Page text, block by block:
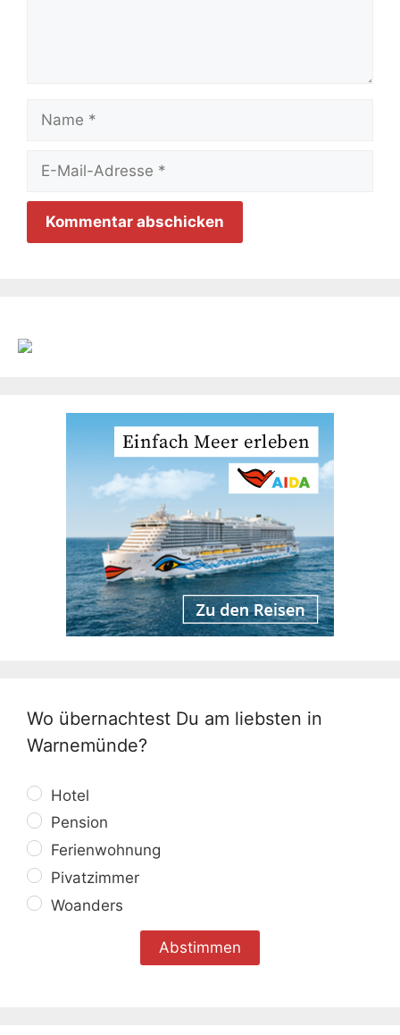
Mail-
Adresse
Wo übernachtest Du am liebsten in
Warnemünde?
Hotel
Pension
Ferienwohnung
Pivatzimmer
Woanders